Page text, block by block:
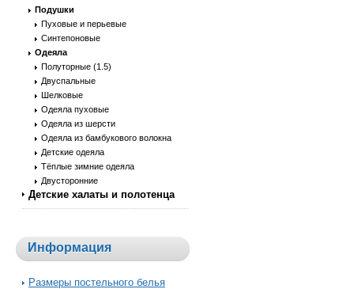
Подушки
Пуховые и перьевые
Синтепоновые
Одеяла
Полуторные (1.5)
Двуспальные
Шелковые
Одеяла пуховые
Одеяла из шерсти
Одеяла из бамбукового волокна
Детские одеяла
Тёплые зимние одеяла
Двусторонние
Детские халаты и полотенца
Информация
Размеры постельного белья